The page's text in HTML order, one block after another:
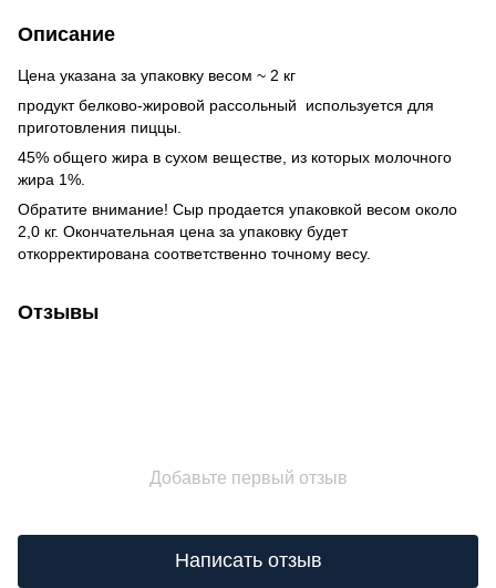
Описание
Цена указана за упаковку весом ~ 2 кг
продукт белково-жировой рассольный используется для
приготовления пиццы.
45% общего жира в сухом веществе, из которых молочного
жира 1%.
Обратите внимание! Сыр продается упаковкой весом около
2,0 кг. Окончательная цена за упаковку будет
откорректирована соответственно точному весу.
Отзывы
Добавьте первый отзыв
Написать отзыв